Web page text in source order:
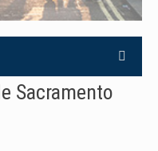
Sacramento